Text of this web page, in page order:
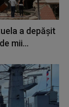
a depăşit
mii...